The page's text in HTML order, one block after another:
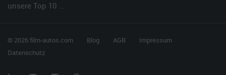
unsere Top 10 ...
© 2026 film-autos.com Blog AGB
Impressum
Datenschutz